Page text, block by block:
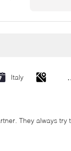
Italy
They always